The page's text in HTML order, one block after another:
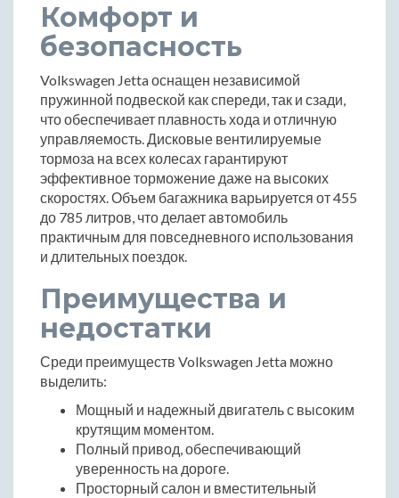
Комфорт и
безопасность
Volkswagen Jetta оснащен независимой
пружинной подвеской как спереди, так и сзади,
что обеспечивает плавность хода и отличную
управляемость. Дисковые вентилируемые
тормоза на всех колесах гарантируют
эффективное торможение даже на высоких
скоростях. Объем багажника варьируется от 455
до 785 литров, что делает автомобиль
практичным для повседневного использования
и длительных поездок.
Преимущества и
недостатки
Среди преимуществ Volkswagen Jetta можно
выделить:
Мощный и надежный двигатель с высоким
крутящим моментом.
Полный привод, обеспечивающий
уверенность на дороге.
Просторный салон и вместительный